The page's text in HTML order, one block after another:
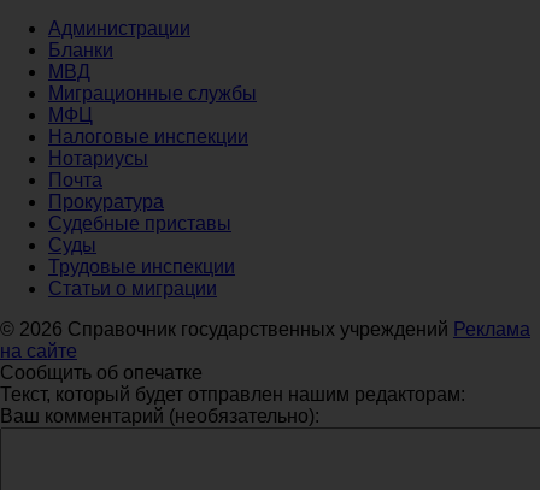
Администрации
Бланки
МВД
Миграционные службы
МФЦ
Налоговые инспекции
Нотариусы
Почта
Прокуратура
Судебные приставы
Суды
Трудовые инспекции
Статьи о миграции
© 2026 Справочник государственных учреждений Реклама
на сайте
Сообщить об опечатке
Текст, который будет отправлен нашим редакторам:
Ваш комментарий (необязательно):